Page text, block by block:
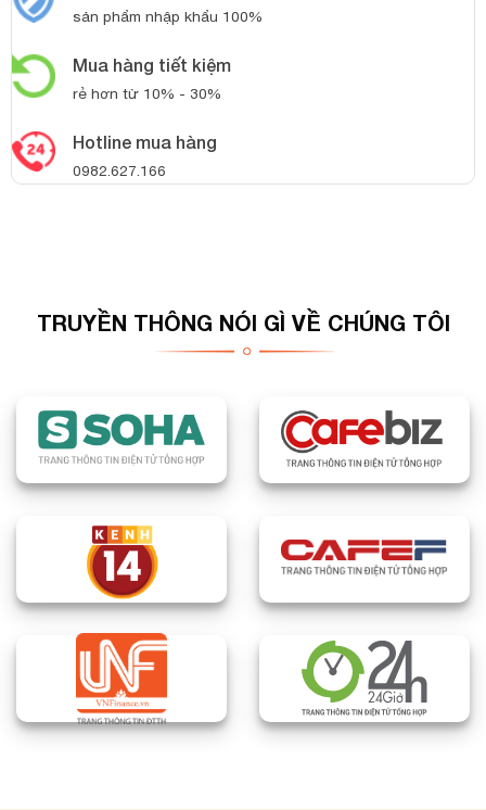
sản phẩm nhập khẩu 100%
Mua hàng tiết kiệm
rẻ hơn từ 10% - 30%
Hotline mua hàng
0982.627.166
TRUYỀN THÔNG NÓI GÌ VỀ CHÚNG TÔI